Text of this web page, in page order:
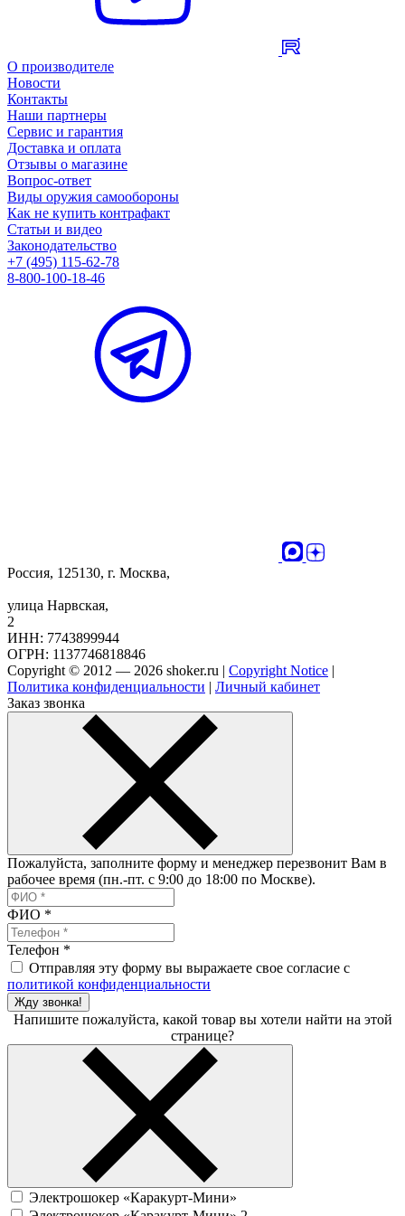
О производителе
Новости
Контакты
Наши партнеры
Сервис и гарантия
Доставка и оплата
Отзывы о магазине
Вопрос-ответ
Виды оружия самообороны
Как не купить контрафакт
Статьи и видео
Законодательство
+7 (495) 115-62-78
8-800-100-18-46
Россия, 125130, г. Москва,
улица Нарвская,
2
ИНН: 7743899944
ОГРН: 1137746818846
Copyright © 2012 — 2026 shoker.ru | Copyright Notice |
Политика конфиденциальности | Личный кабинет
Заказ звонка
Пожалуйста, заполните форму и менеджер перезвонит Вам в
рабочее время (пн.-пт. с 9:00 до 18:00 по Москве).
ФИО *
Телефон *
Отправляя эту форму вы выражаете свое согласие с
политикой конфиденциальности
Жду звонка!
Напишите пожалуйста, какой товар вы хотели найти на этой
странице?
Электрошокер «Каракурт-Мини»